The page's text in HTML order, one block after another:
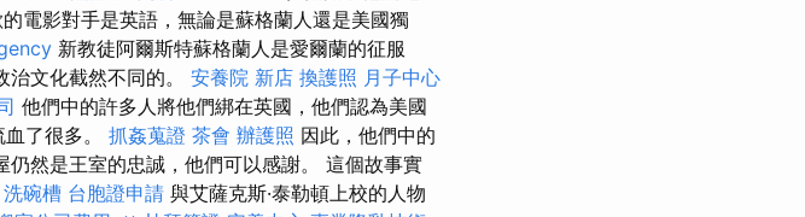
電影對手是英語，無論是蘇格蘭人還是美國獨
新教徒阿爾斯特蘇格蘭人是愛爾蘭的征服
文化截然不同的。 安養院 新店 換護照 月子中心
他們中的許多人將他們綁在英國，他們認為美國
了很多。 抓姦蒐證 茶會 辦護照 因此，他們中的
然是王室的忠誠，他們可以感謝。 這個故事實
洗碗槽 台胞證申請 與艾薩克斯·泰勒頓上校的人物